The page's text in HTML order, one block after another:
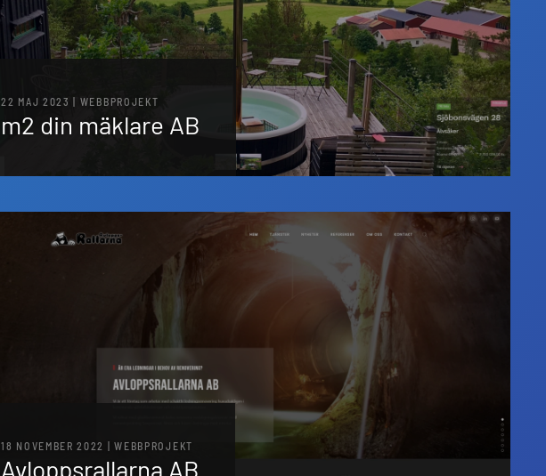
22 MAJ 2023 | WEBBPROJEKT
m2 din mäklare AB
18 NOVEMBER 2022 | WEBBPROJEKT
Avloppsrallarna AB